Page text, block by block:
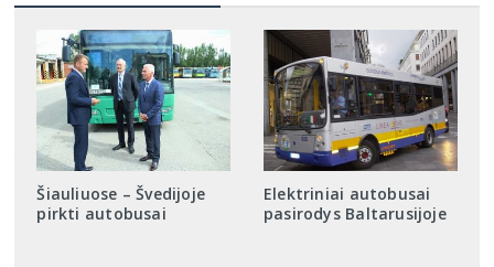
Šiauliuose – Švedijoje
pirkti autobusai
Elektriniai autobusai
pasirodys Baltarusijoje